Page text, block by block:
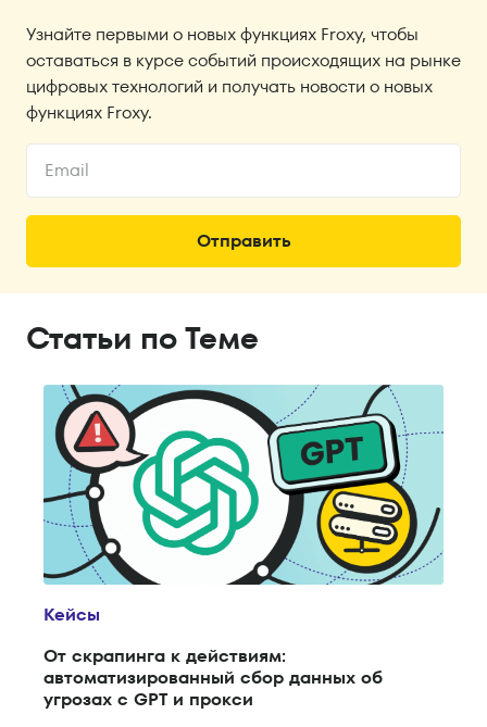
Узнайте первыми о новых функциях Froxy, чтобы
оставаться в курсе событий происходящих на рынке
цифровых технологий и получать новости о новых
функциях Froxy.
Статьи по Теме
Кейсы
От скрапинга к действиям:
автоматизированный сбор данных об
угрозах с GPT и прокси